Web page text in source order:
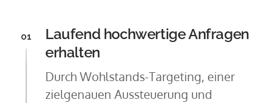
01
Laufend hochwertige Anfragen
erhalten
Durch Wohlstands-Targeting, einer
zielgenauen Aussteuerung und